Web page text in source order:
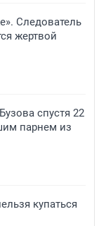
Следователь
жертвой
спустя 22
парнем из
купаться